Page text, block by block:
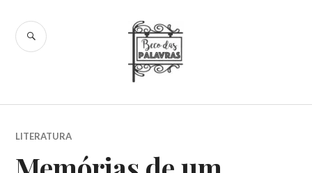
content
Beco das
Palavras
SEARCH
LITERATURA